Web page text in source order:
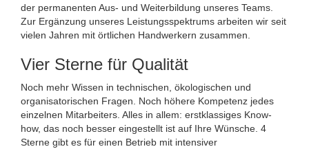
der permanenten Aus- und Weiterbildung unseres Teams.
Zur Ergänzung unseres Leistungsspektrums arbeiten wir seit
vielen Jahren mit örtlichen Handwerkern zusammen.
Vier Sterne für Qualität
Noch mehr Wissen in technischen, ökologischen und
organisatorischen Fragen. Noch höhere Kompetenz jedes
einzelnen Mitarbeiters. Alles in allem: erstklassiges Know-
how, das noch besser eingestellt ist auf Ihre Wünsche. 4
Sterne gibt es für einen Betrieb mit intensiver